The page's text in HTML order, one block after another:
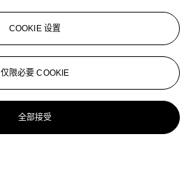
COOKIE 设置
仅限必要 COOKIE
全部接受